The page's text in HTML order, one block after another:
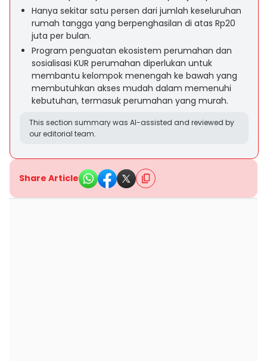
Hanya sekitar satu persen dari jumlah keseluruhan
rumah tangga yang berpenghasilan di atas Rp20
juta per bulan.
Program penguatan ekosistem perumahan dan
sosialisasi KUR perumahan diperlukan untuk
membantu kelompok menengah ke bawah yang
membutuhkan akses mudah dalam memenuhi
kebutuhan, termasuk perumahan yang murah.
This section summary was AI-assisted and reviewed by
our editorial team.
Share Article